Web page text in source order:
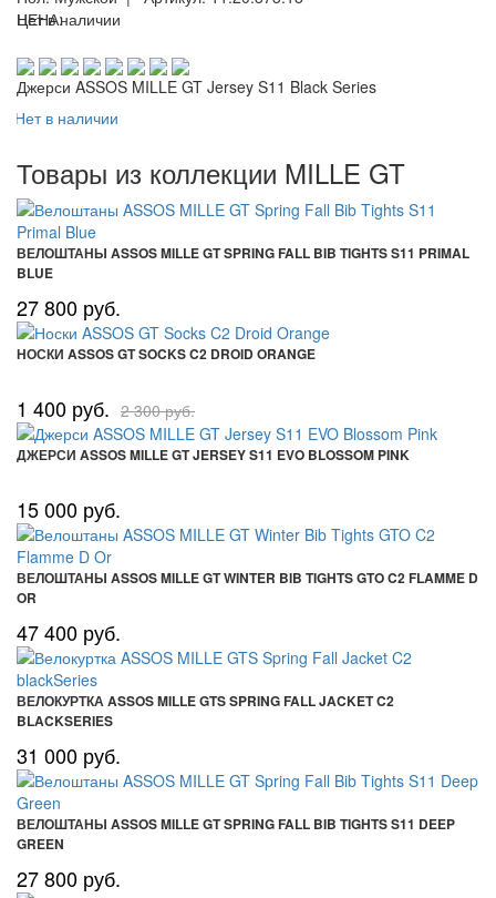
ЦЕНА:
Нет в наличии
Джерси ASSOS MILLE GT Jersey S11 Black Series
Нет в наличии
Товары из коллекции MILLE GT
ВЕЛОШТАНЫ ASSOS MILLE GT SPRING FALL BIB TIGHTS S11 PRIMAL
BLUE
27 800 руб.
НОСКИ ASSOS GT SOCKS C2 DROID ORANGE
1 400 руб. 2 300 руб.
ДЖЕРСИ ASSOS MILLE GT JERSEY S11 EVO BLOSSOM PINK
15 000 руб.
ВЕЛОШТАНЫ ASSOS MILLE GT WINTER BIB TIGHTS GTO C2 FLAMME D
OR
47 400 руб.
ВЕЛОКУРТКА ASSOS MILLE GTS SPRING FALL JACKET C2
BLACKSERIES
31 000 руб.
ВЕЛОШТАНЫ ASSOS MILLE GT SPRING FALL BIB TIGHTS S11 DEEP
GREEN
27 800 руб.